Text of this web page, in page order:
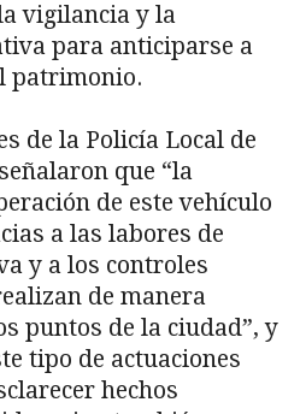
vigilancia y la
para anticiparse a
patrimonio.
de la Policía Local de
que “la
de este vehículo
a las labores de
y a los controles
de manera
puntos de la ciudad”, y
tipo de actuaciones
hechos